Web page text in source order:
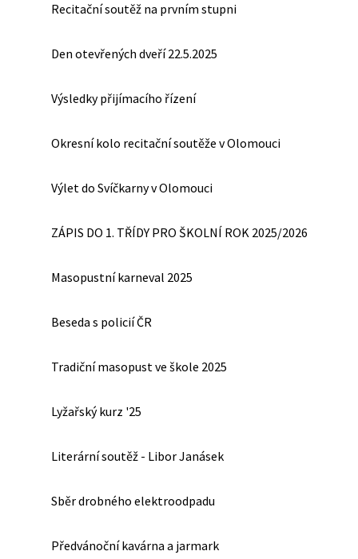
Recitační soutěž na prvním stupni
Den otevřených dveří 22.5.2025
Výsledky přijímacího řízení
Okresní kolo recitační soutěže v Olomouci
Výlet do Svíčkarny v Olomouci
ZÁPIS DO 1. TŘÍDY PRO ŠKOLNÍ ROK 2025/2026
Masopustní karneval 2025
Beseda s policií ČR
Tradiční masopust ve škole 2025
Lyžařský kurz '25
Literární soutěž - Libor Janásek
Sběr drobného elektroodpadu
Předvánoční kavárna a jarmark